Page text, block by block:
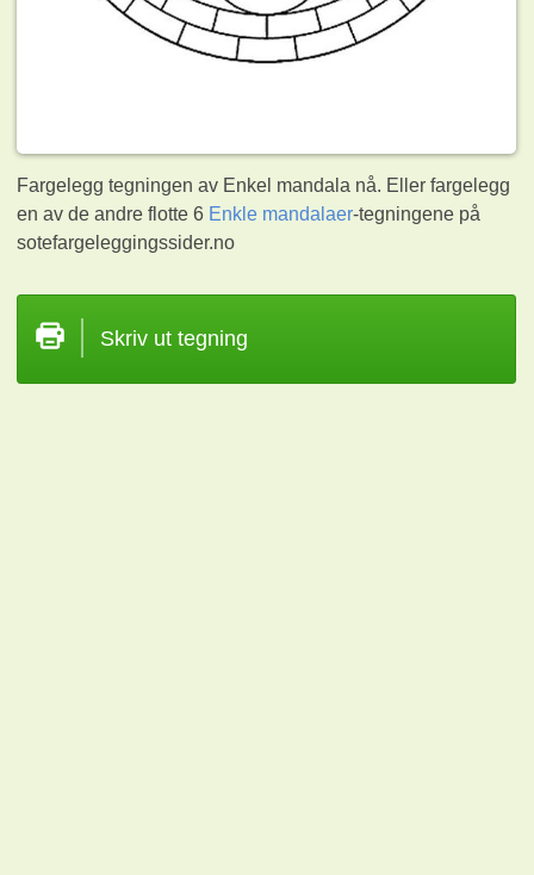
Fargelegg tegningen av Enkel mandala nå. Eller fargelegg
en av de andre flotte 6 Enkle mandalaer-tegningene på
sotefargeleggingssider.no
Skriv ut tegning